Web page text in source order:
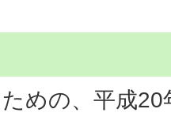
めの、平成